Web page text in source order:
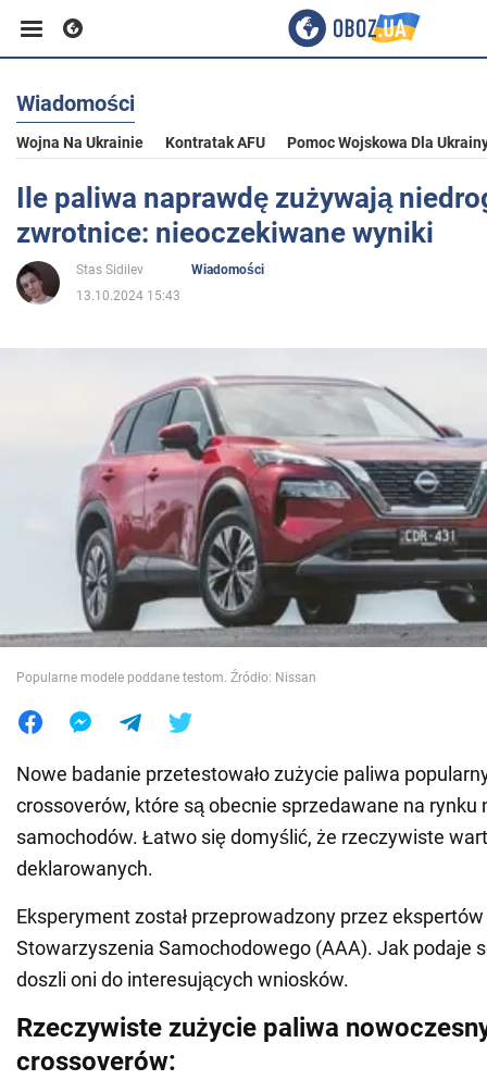
Biznes
Sport
Rozrywka
Społeczeństwo
Wojna na Ukrainie
Jedzenie
Wiadomości
Wojna Na Ukrainie Kontratak AFU Pomoc Wojskowa Dla
Ile paliwa naprawdę zużywają
zwrotnice: nieoczekiwane wyniki
Stas Sidilev
Wiadomości
13.10.2024 15:43
Popularne modele poddane testom. Źródło: Nissan
Nowe badanie przetestowało zużycie paliwa
crossoverów, które są obecnie sprzedawane na rynku
samochodów. Łatwo się domyślić, że rzeczywiste
deklarowanych.
Eksperyment został przeprowadzony przez
Stowarzyszenia Samochodowego (AAA). Jak podaje
doszli oni do interesujących wniosków.
Rzeczywiste zużycie paliwa
crossoverów: